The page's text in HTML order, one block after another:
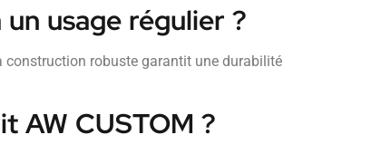
usage régulier ?
construction robuste garantit une durabilité
AW CUSTOM ?